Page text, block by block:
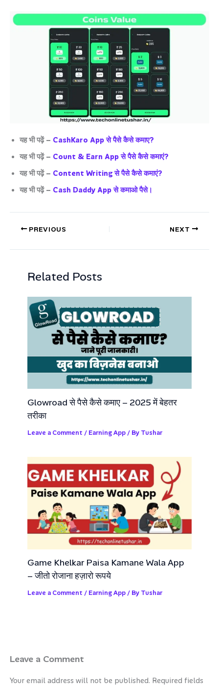
यह भी पढ़ें – CashKaro App से पैसे कैसे कमाए?
यह भी पढ़ें – Count & Earn App से पैसे कैसे कमाएं?
यह भी पढ़ें – Content Writing से पैसे कैसे कमाएं?
यह भी पढ़ें – Cash Daddy App से कमाओ पैसे।
PREVIOUS NEXT
Related Posts
Glowroad से पैसे कैसे कमाए – 2025 में बेहतर
तरीका
Leave a Comment / Earning App / By Tushar
Game Khelkar Paisa Kamane Wala App
– जीतो रोजाना हज़ारो रूपये
Leave a Comment / Earning App / By Tushar
Leave a Comment
Your email address will not be published. Required fields